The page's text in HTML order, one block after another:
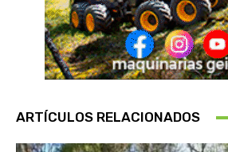
ARTÍCULOS RELACIONADOS